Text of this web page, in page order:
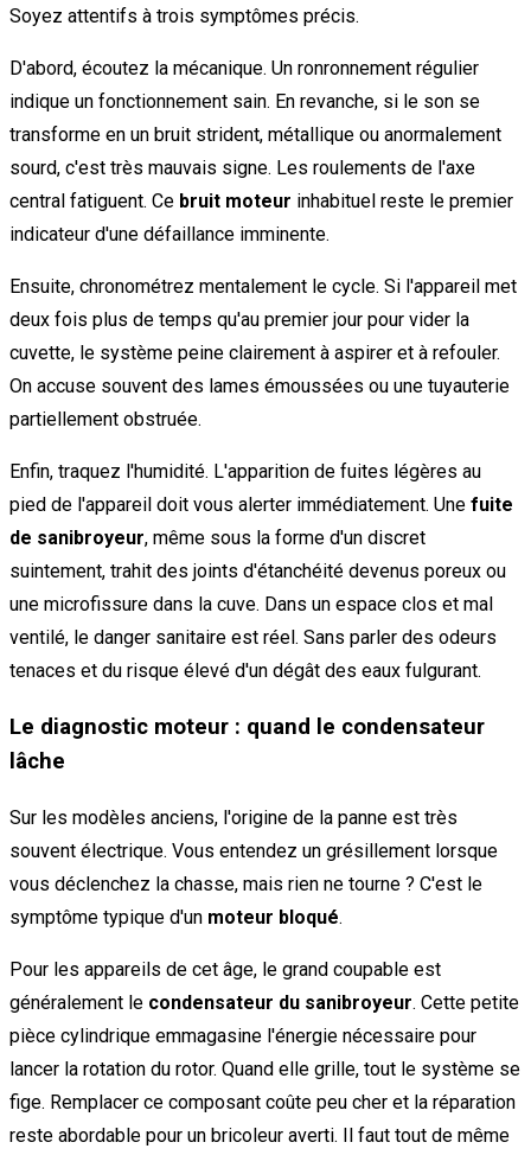
Soyez attentifs à trois symptômes précis.
D'abord, écoutez la mécanique. Un ronronnement régulier
indique un fonctionnement sain. En revanche, si le son se
transforme en un bruit strident, métallique ou anormalement
sourd, c'est très mauvais signe. Les roulements de l'axe
central fatiguent. Ce bruit moteur inhabituel reste le premier
indicateur d'une défaillance imminente.
Ensuite, chronométrez mentalement le cycle. Si l'appareil met
deux fois plus de temps qu'au premier jour pour vider la
cuvette, le système peine clairement à aspirer et à refouler.
On accuse souvent des lames émoussées ou une tuyauterie
partiellement obstruée.
Enfin, traquez l'humidité. L'apparition de fuites légères au
pied de l'appareil doit vous alerter immédiatement. Une fuite
de sanibroyeur, même sous la forme d'un discret
suintement, trahit des joints d'étanchéité devenus poreux ou
une microfissure dans la cuve. Dans un espace clos et mal
ventilé, le danger sanitaire est réel. Sans parler des odeurs
tenaces et du risque élevé d'un dégât des eaux fulgurant.
Le diagnostic moteur : quand le condensateur
lâche
Sur les modèles anciens, l'origine de la panne est très
souvent électrique. Vous entendez un grésillement lorsque
vous déclenchez la chasse, mais rien ne tourne ? C'est le
symptôme typique d'un moteur bloqué.
Pour les appareils de cet âge, le grand coupable est
généralement le condensateur du sanibroyeur. Cette petite
pièce cylindrique emmagasine l'énergie nécessaire pour
lancer la rotation du rotor. Quand elle grille, tout le système se
fige. Remplacer ce composant coûte peu cher et la réparation
reste abordable pour un bricoleur averti. Il faut tout de même